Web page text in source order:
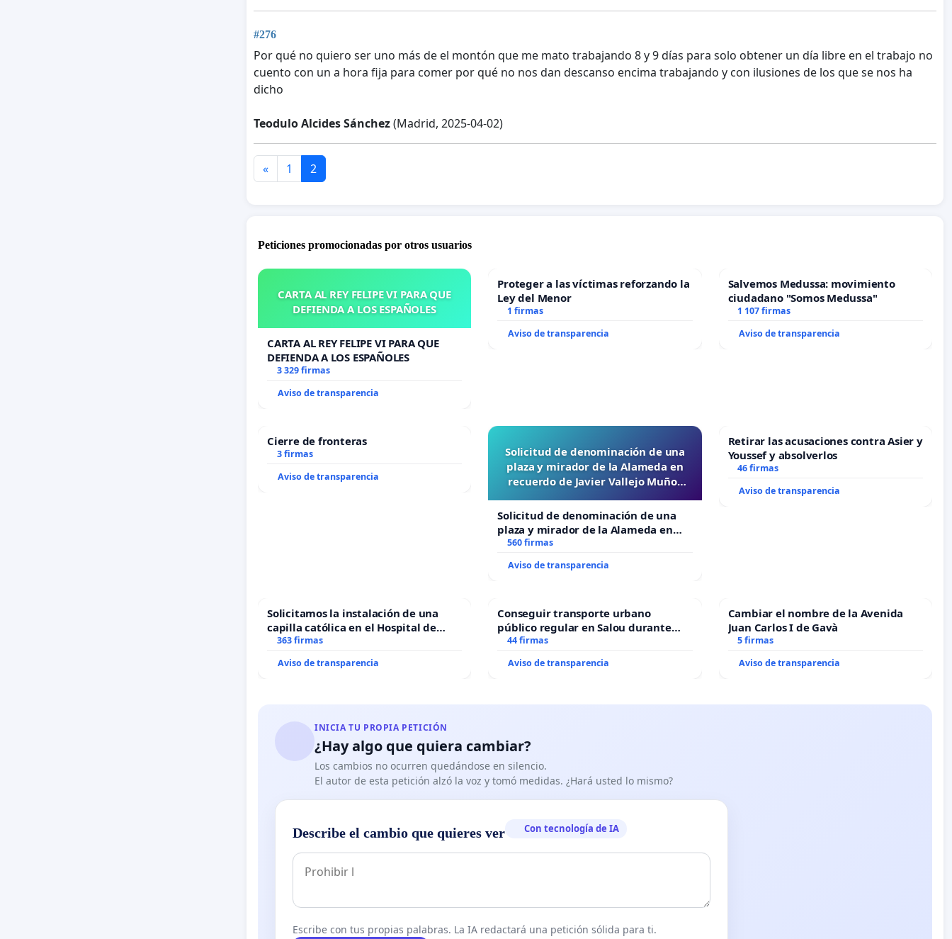
#276
Por qué no quiero ser uno más de el montón que me mato trabajando 8 y 9 días para solo obtener un día libre en el trabajo no
cuento con un a hora fija para comer por qué no nos dan descanso encima trabajando y con ilusiones de los que se nos ha
dicho
Teodulo Alcides Sánchez(Madrid, 2025-04-02)
« 1 2
Peticiones promocionadas por otros usuarios
CARTA AL REY FELIPE VI PARA QUE
DEFIENDA A LOS ESPAÑOLES
CARTA AL REY FELIPE VI PARA QUE
DEFIENDA A LOS ESPAÑOLES
3 329 firmas
Aviso de transparencia
Proteger a las víctimas reforzando la
Ley del Menor
1 firmas
Aviso de transparencia
Salvemos Medussa: movimiento
ciudadano "Somos Medussa"
1 107 firmas
Aviso de transparencia
Cierre de fronteras
3 firmas
Aviso de transparencia
Solicitud de denominación de una
plaza y mirador de la Alameda en
recuerdo de Javier Vallejo Muñoz
Solicitud de denominación de una
plaza y mirador de la Alameda en
recuerdo de Javier Vallejo Muñoz
“Mazinger”
560 firmas
Aviso de transparencia
Retirar las acusaciones contra Asier y
Youssef y absolverlos
46 firmas
Aviso de transparencia
Solicitamos la instalación de una
capilla católica en el Hospital de
Alcañiz
363 firmas
Aviso de transparencia
Conseguir transporte urbano
público regular en Salou durante
todo el año
44 firmas
Aviso de transparencia
Cambiar el nombre de la Avenida
Juan Carlos I de Gavà
5 firmas
Aviso de transparencia
INICIA TU PROPIA PETICIÓN
¿Hay algo que quiera cambiar?
Los cambios no ocurren quedándose en silencio.
El autor de esta petición alzó la voz y tomó medidas. ¿Hará usted lo mismo?
Describe el cambio que quieres ver Con tecnología de IA
Escribe con tus propias palabras. La IA redactará una petición sólida para ti.